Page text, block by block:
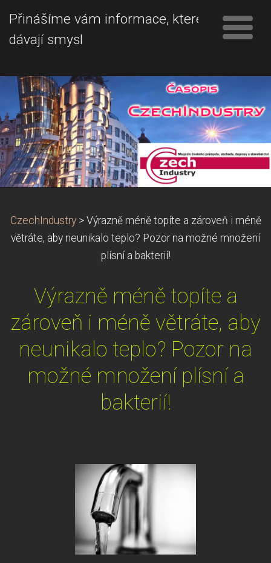
Přinášíme vám informace, které
dávají smysl
CzechIndustry > Výrazně méně topíte a zároveň i méně
větráte, aby neunikalo teplo? Pozor na možné množení
plísní a bakterií!
Výrazně méně topíte a
zároveň i méně větráte, aby
neunikalo teplo? Pozor na
možné množení plísní a
bakterií!